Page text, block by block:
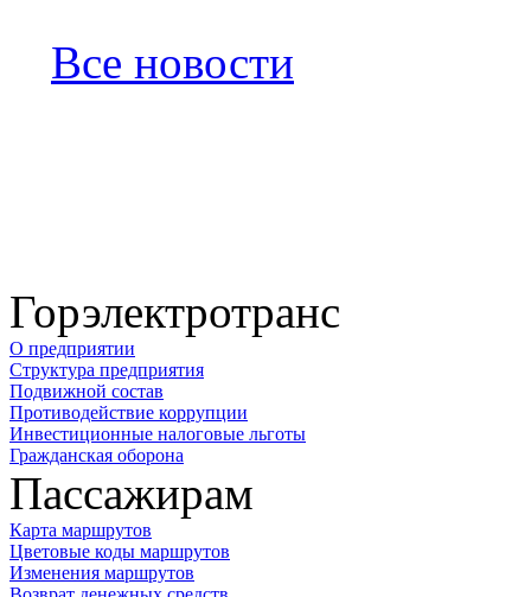
Все новости
Горэлектротранс
О предприятии
Структура предприятия
Подвижной состав
Противодействие коррупции
Инвестиционные налоговые льготы
Гражданская оборона
Пассажирам
Карта маршрутов
Цветовые коды маршрутов
Изменения маршрутов